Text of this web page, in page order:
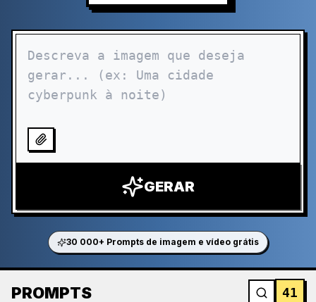
GERAR
30 000+ Prompts de imagem e vídeo grátis
PROMPTS 41